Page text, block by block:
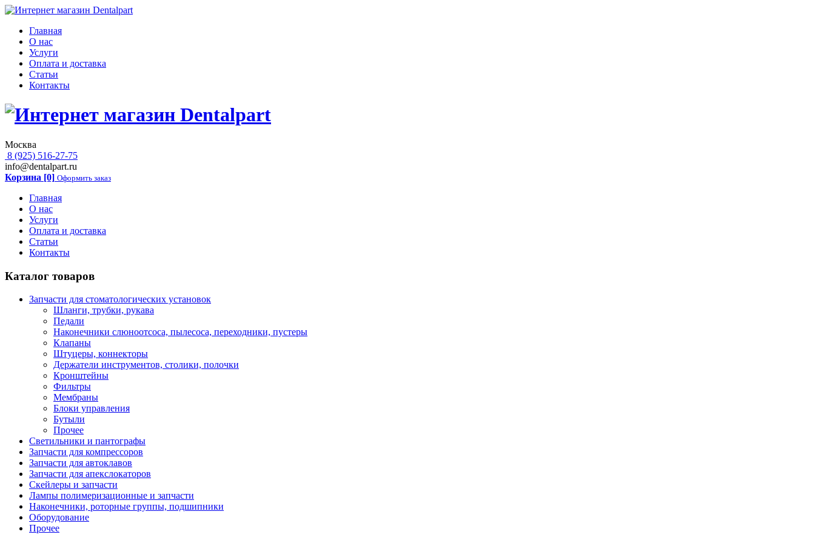
Главная
О нас
Услуги
Оплата и доставка
Статьи
Контакты
Москва
8 (925) 516-27-75
info@dentalpart.ru
Корзина [0] Оформить заказ
Главная
О нас
Услуги
Оплата и доставка
Статьи
Контакты
Каталог товаров
Запчасти для стоматологических установок
Шланги, трубки, рукава
Педали
Наконечники слюноотсоса, пылесоса, переходники, пустеры
Клапаны
Штуцеры, коннекторы
Держатели инструментов, столики, полочки
Кронштейны
Фильтры
Мембраны
Блоки управления
Бутыли
Прочее
Светильники и пантографы
Запчасти для компрессоров
Запчасти для автоклавов
Запчасти для апекслокаторов
Скейлеры и запчасти
Лампы полимеризационные и запчасти
Наконечники, роторные группы, подшипники
Оборудование
Прочее